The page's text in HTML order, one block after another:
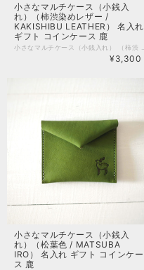
小さなマルチケース（小銭入
れ）（柿渋染めレザー /
KAKISHIBU LEATHER） 名入れ
ギフト コインケース 鹿
¥3,300
小さなマルチケース（小銭入
れ）（松葉色 / MATSUBA
IRO） 名入れ ギフト コインケー
ス 鹿